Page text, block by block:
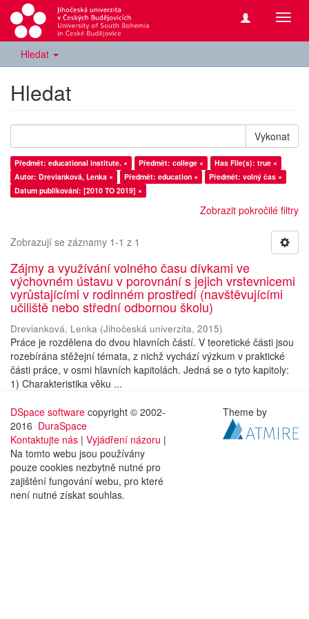
Hledat
Hledat
Vykonat
Předmět: educational institute. × Předmět: college ×
Has File(s): true ×
Autor: Drevianková, Lenka ×
Předmět: education ×
Předmět: volný čas ×
Datum publikování: [2010 TO 2019] ×
Zobrazit pokročilé filtry
Zobrazují se záznamy 1-1 z 1
Zájmy a využívání volného času dívkami ve
výchovném ústavu v porovnání s jejich vrstevnicemi
vyrůstajícími v rodinném prostředí (navštěvujícími
učiliště nebo střední odbornou školu)
Drevianková, Lenka (Jihočeská univerzita, 2015)
Práce je rozdělena do dvou hlavních částí. V teoretické části jsou
rozebírána stěžejní témata, z nichž vychází výzkum v praktické
části práce, v osmi hlavních kapitolách. Jedná se o tyto kapitoly:
1) Charakteristika věku ...
DSpace software copyright © 2002-
2016 DuraSpace
Kontaktujte nás | Vyjádření názoru |
Na tomto webu jsou používány
pouze cookies nezbytně nutné pro
zajištění fungování webu, pro které
není nutné získat souhlas.
Theme by